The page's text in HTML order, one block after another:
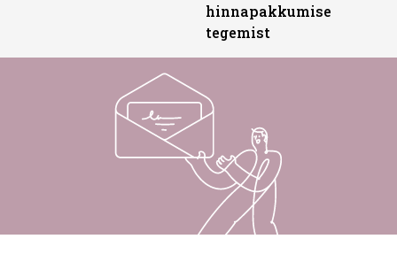
hinnapakkumise
tegemist